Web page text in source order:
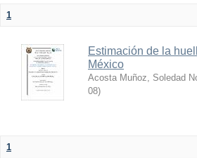
1
Estimación de la
México
Acosta Muñoz, Soledad
08)
1